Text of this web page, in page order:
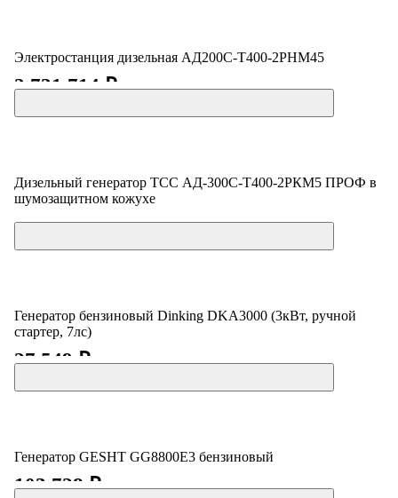
Электростанция дизельная АД200С-Т400-2РНМ45
2 731 714 ₽
Дизельный генератор ТСС АД-300С-Т400-2РКМ5 ПРОФ в
шумозащитном кожухе
Цена по запросу
Генератор бензиновый Dinking DKA3000 (3кВт, ручной
стартер, 7лс)
27 549 ₽
Генератор GESHT GG8800E3 бензиновый
103 728 ₽